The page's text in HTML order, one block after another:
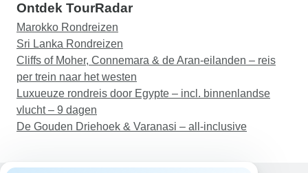
Ontdek TourRadar
Marokko Rondreizen
Sri Lanka Rondreizen
Cliffs of Moher, Connemara & de Aran-eilanden – reis
per trein naar het westen
Luxueuze rondreis door Egypte – incl. binnenlandse
vlucht – 9 dagen
De Gouden Driehoek & Varanasi – all-inclusive